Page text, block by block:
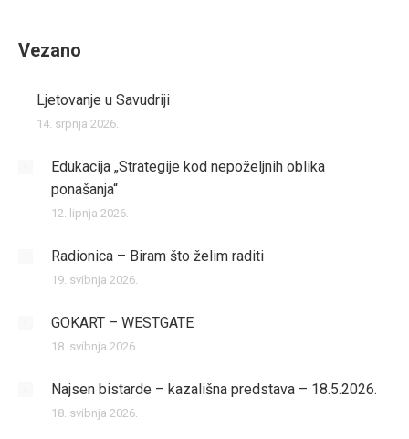
Vezano
Ljetovanje u Savudriji
14. srpnja 2026.
Edukacija „Strategije kod nepoželjnih oblika
ponašanja“
12. lipnja 2026.
Radionica – Biram što želim raditi
19. svibnja 2026.
GOKART – WESTGATE
18. svibnja 2026.
Najsen bistarde – kazališna predstava – 18.5.2026.
18. svibnja 2026.